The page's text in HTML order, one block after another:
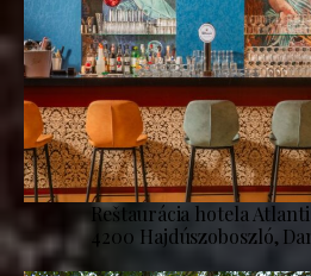
Reštaurácia hotela
4200 Hajdúszoboszló,